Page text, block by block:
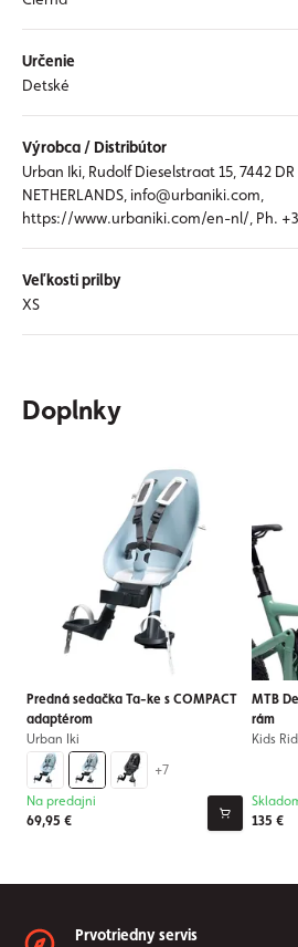
Určenie
Detské
Výrobca / Distribútor
Urban Iki, Rudolf Dieselstraat 15, 7442
NETHERLANDS, info@urbaniki.com,
https://www.urbaniki.com/en-nl/, Ph.
Veľkosti prilby
XS
Doplnky
Predná sedačka Ta-ke s COMPACT
adaptérom
Urban Iki
+7
69,95 €
Na predajni
MTB
rám
Kids
135 €
Prvotriedny servis